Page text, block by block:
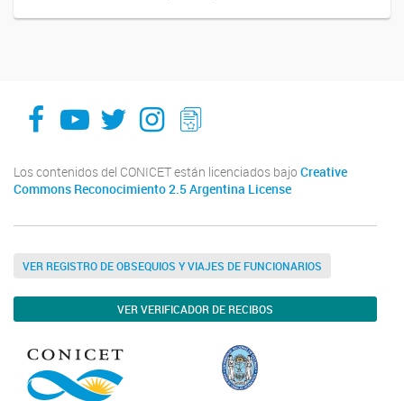
facebook
youtube
Twitter
Instagram
LeChasquier Boletin Digital 70
Los contenidos del CONICET están licenciados bajo Creative
Commons Reconocimiento 2.5 Argentina License
VER REGISTRO DE OBSEQUIOS Y VIAJES DE FUNCIONARIOS
VER VERIFICADOR DE RECIBOS